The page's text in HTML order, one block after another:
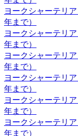
入後でもわからな
気軽にお問い合わ
をお迎えするお客
購入の際は、是非
2020.11.06
ワンちゃんを購入
りますが、繁殖を
わりを持つ必要も
て、男の子は縄張
があり、女の子の
ヨークシャーテリ
年まで）
ヨークシャーテリ
年まで）
ヨークシャーテリ
年まで）
ヨークシャーテリ
年まで）
ヨークシャーテリ
年まで）
ヨークシャーテリ
年まで）